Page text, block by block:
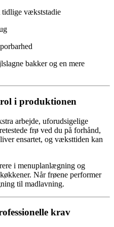
tidlige vækststadie
bakker og en mere
i produktionen
arbejde, uforudsigelige
frø ved du på forhånd,
ensartet, og væksttiden kan
i menuplanlægning og
Når frøene performer
til madlavning.
krav